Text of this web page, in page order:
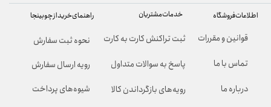
راهنمای خرید از چوبینجا
نحوه ثبت سفارش
رویه ارسال سفارش
شیوه‌های پرداخت
خدمات مشتریان
ثبت تراکنش کارت به کارت
پاسخ به سوالات متداول
رویه‌های بازگرداندن کالا
اطلاعات فروشگاه
قوانین و مقررات
تماس با ما
درباره ما